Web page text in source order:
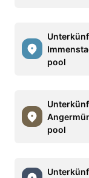
pool
pool